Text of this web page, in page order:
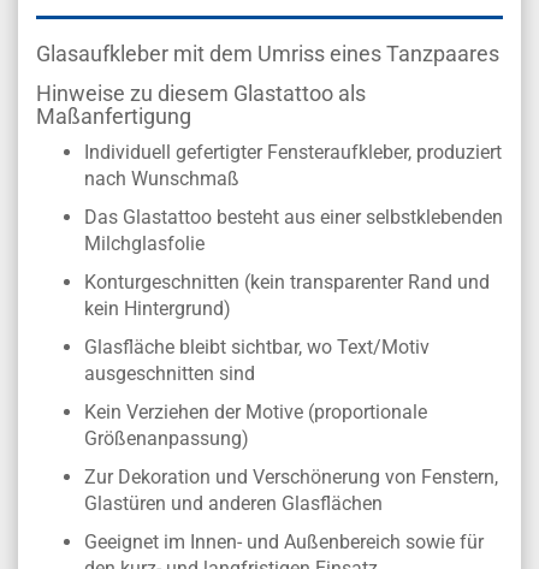
Glasaufkleber mit dem Umriss eines Tanzpaares
Hinweise zu diesem Glastattoo als
Maßanfertigung
Individuell gefertigter Fensteraufkleber, produziert
nach Wunschmaß
Das Glastattoo besteht aus einer selbstklebenden
Milchglasfolie
Konturgeschnitten (kein transparenter Rand und
kein Hintergrund)
Glasfläche bleibt sichtbar, wo Text/Motiv
ausgeschnitten sind
Kein Verziehen der Motive (proportionale
Größenanpassung)
Zur Dekoration und Verschönerung von Fenstern,
Glastüren und anderen Glasflächen
Geeignet im Innen- und Außenbereich sowie für